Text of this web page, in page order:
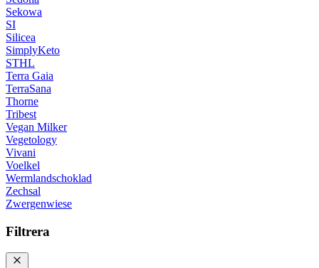
Sekowa
SI
Silicea
SimplyKeto
STHL
Terra Gaia
TerraSana
Thorne
Tribest
Vegan Milker
Vegetology
Vivani
Voelkel
Wermlandschoklad
Zechsal
Zwergenwiese
Filtrera